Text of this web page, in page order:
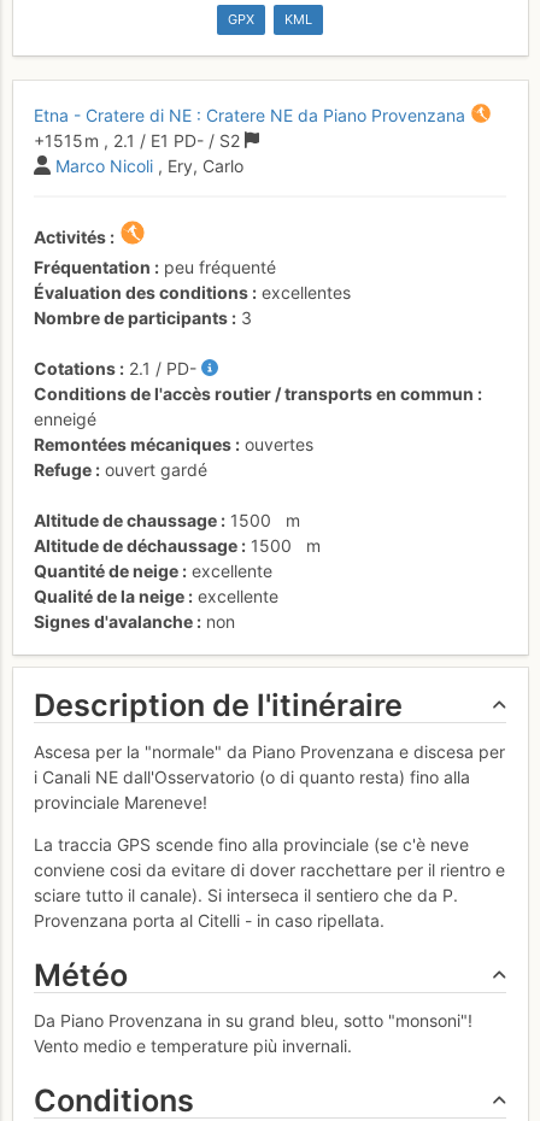
GPX KML
Etna - Cratere di NE : Cratere NE da Piano Provenzana
+1515 m , 2.1 / E1 PD- / S2
Marco Nicoli , Ery, Carlo
Activités
Fréquentation
peu fréquenté
Évaluation des conditions
excellentes
Nombre de participants
3
Cotations 2.1 / PD-
Conditions de l'accès routier / transports en commun
enneigé
Remontées mécaniques
ouvertes
Refuge
ouvert gardé
Altitude de chaussage 1500
m
Altitude de déchaussage
1500
m
Quantité de neige
excellente
Qualité de la neige
excellente
Signes d'avalanche
non
Description de l'itinéraire
Ascesa per la "normale" da Piano Provenzana e discesa per
i Canali NE dall'Osservatorio (o di quanto resta) fino alla
provinciale Mareneve!
La traccia GPS scende fino alla provinciale (se c'è neve
conviene cosi da evitare di dover racchettare per il rientro e
sciare tutto il canale). Si interseca il sentiero che da P.
Provenzana porta al Citelli - in caso ripellata.
Météo
Da Piano Provenzana in su grand bleu, sotto "monsoni"!
Vento medio e temperature più invernali.
Conditions